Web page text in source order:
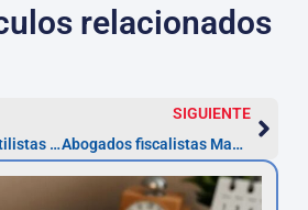
relacionados
Abogados mercantilistas en Madrid: honorarios y plazos clave
SIGUIENTE
Abogados fiscalistas Madrid: recurso en 1 mes y planificación